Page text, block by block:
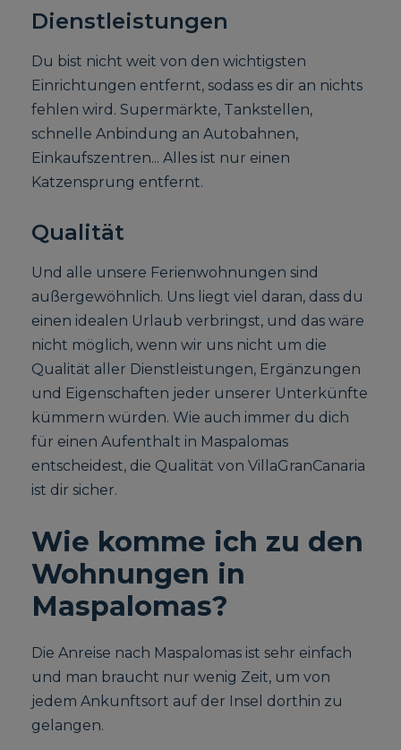
Dienstleistungen
Du bist nicht weit von den wichtigsten
Einrichtungen entfernt, sodass es dir an nichts
fehlen wird. Supermärkte, Tankstellen,
schnelle Anbindung an Autobahnen,
Einkaufszentren... Alles ist nur einen
Katzensprung entfernt.
Qualität
Und alle unsere Ferienwohnungen sind
außergewöhnlich. Uns liegt viel daran, dass du
einen idealen Urlaub verbringst, und das wäre
nicht möglich, wenn wir uns nicht um die
Qualität aller Dienstleistungen, Ergänzungen
und Eigenschaften jeder unserer Unterkünfte
kümmern würden. Wie auch immer du dich
für einen Aufenthalt in Maspalomas
entscheidest, die Qualität von VillaGranCanaria
ist dir sicher.
Wie komme ich zu den
Wohnungen in
Maspalomas?
Die Anreise nach Maspalomas ist sehr einfach
und man braucht nur wenig Zeit, um von
jedem Ankunftsort auf der Insel dorthin zu
gelangen.